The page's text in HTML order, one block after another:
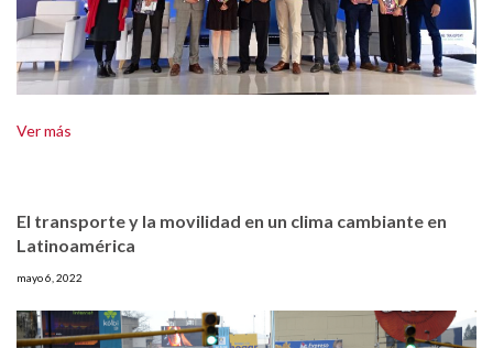
Ver más
El transporte y la movilidad en un clima cambiante en
Latinoamérica
mayo 6, 2022